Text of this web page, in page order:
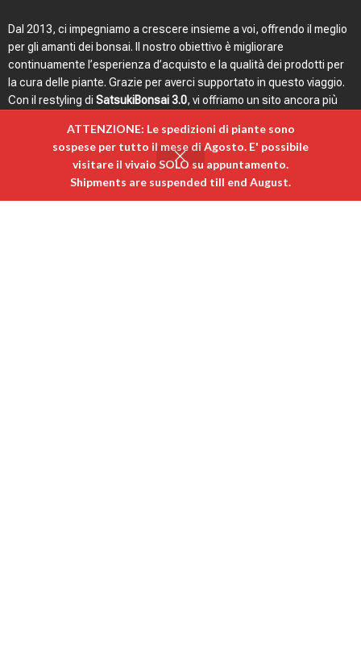
ATTENZIONE: Le spedizioni di piante sono
sospese per tutto il mese di Agosto. E' possibile
visitare il vivaio SOLO su appuntamento. ​
Shipments are suspended till end August.
Dal 2013, ci impegniamo a crescere insieme a voi, offrendo il meglio
per gli amanti dei bonsai. Il nostro obiettivo è migliorare
continuamente l’esperienza d’acquisto e la qualità dei prodotti per
la cura delle piante. Grazie per averci supportato in questo viaggio.
Con il restyling di SatsukiBonsai 3.0, vi offriamo un sito ancora più
Menù rapido Link utili Login
Il mio account